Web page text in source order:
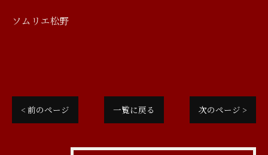
ソムリエ松野
< 前のページ 一覧に戻る 次のページ >